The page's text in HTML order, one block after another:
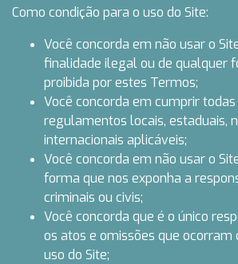
Como condição para o uso do Site:
Você concorda em não usar o
finalidade ilegal ou de qualquer
proibida por estes Termos;
Você concorda em cumprir todas
regulamentos locais, estaduais,
internacionais aplicáveis;
Você concorda em não usar o
forma que nos exponha a
criminais ou civis;
Você concorda que é o único
os atos e omissões que
uso do Site;